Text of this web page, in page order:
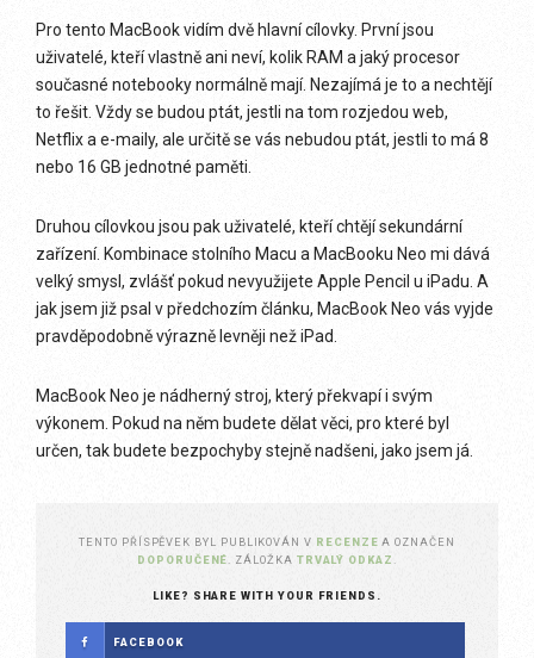
Pro tento MacBook vidím dvě hlavní cílovky. První jsou
uživatelé, kteří vlastně ani neví, kolik RAM a jaký procesor
současné notebooky normálně mají. Nezajímá je to a nechtějí
to řešit. Vždy se budou ptát, jestli na tom rozjedou web,
Netflix a e-maily, ale určitě se vás nebudou ptát, jestli to má 8
nebo 16 GB jednotné paměti.
Druhou cílovkou jsou pak uživatelé, kteří chtějí sekundární
zařízení. Kombinace stolního Macu a MacBooku Neo mi dává
velký smysl, zvlášť pokud nevyužijete Apple Pencil u iPadu. A
jak jsem již psal v předchozím článku, MacBook Neo vás vyjde
pravděpodobně výrazně levněji než iPad.
MacBook Neo je nádherný stroj, který překvapí i svým
výkonem. Pokud na něm budete dělat věci, pro které byl
určen, tak budete bezpochyby stejně nadšeni, jako jsem já.
TENTO PŘÍSPĚVEK BYL PUBLIKOVÁN V RECENZE A OZNAČEN
DOPORUČENÉ
. ZÁLOŽKA TRVALÝ ODKAZ
LIKE? SHARE WITH YOUR FRIENDS.
FACEBOOK